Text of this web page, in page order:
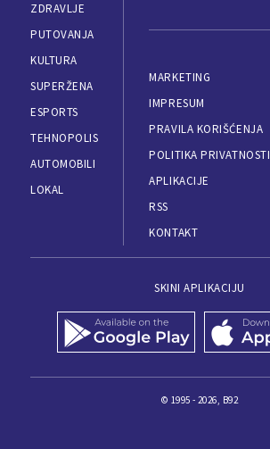
ZDRAVLJE
PUTOVANJA
KULTURA
SUPERŽENA
ESPORTS
TEHNOPOLIS
AUTOMOBILI
LOKAL
MARKETING
IMPRESUM
PRAVILA KORIŠĆENJA
POLITIKA PRIVATNOSTI
APLIKACIJE
RSS
KONTAKT
SKINI APLIKACIJU
© 1995 - 2026, B92